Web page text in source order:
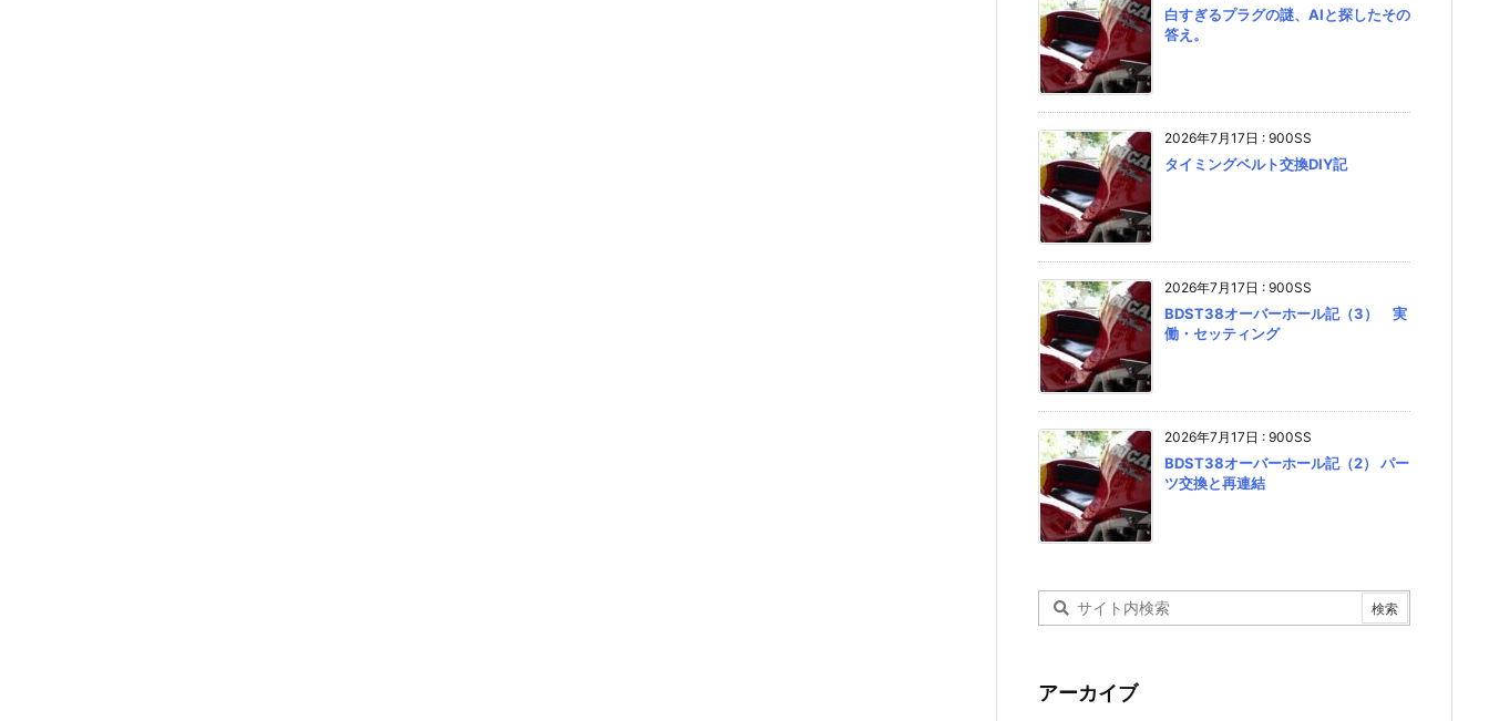
白すぎるプラグの謎、AIと探したその
答え。
2026年7月17日 : 900SS
タイミングベルト交換DIY記
2026年7月17日 : 900SS
BDST38オーバーホール記（3） 実
働・セッティング
2026年7月17日 : 900SS
BDST38オーバーホール記（2） パー
ツ交換と再連結
アーカイブ